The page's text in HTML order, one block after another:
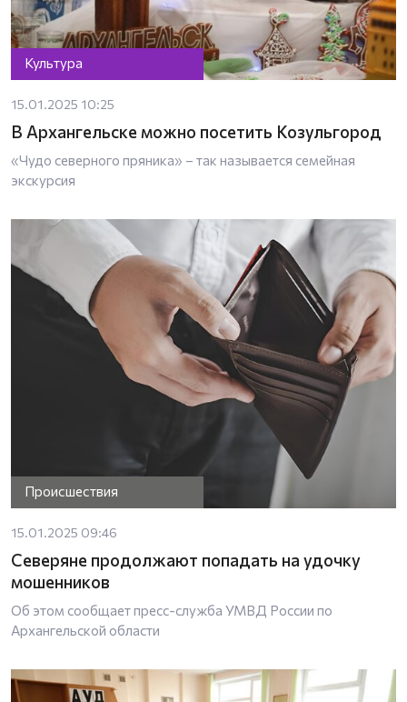
Культура
15.01.2025 10:25
В Архангельске можно посетить Козульгород
«Чудо северного пряника» – так называется семейная
экскурсия
Происшествия
15.01.2025 09:46
Северяне продолжают попадать на удочку
мошенников
Об этом сообщает пресс-служба УМВД России по
Архангельской области